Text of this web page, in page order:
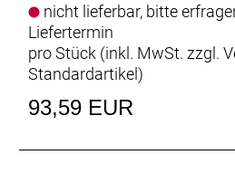
nicht lieferbar, bitte
Liefertermin
pro Stück (inkl. MwSt. zzgl.
Standardartikel)
93,59 EUR